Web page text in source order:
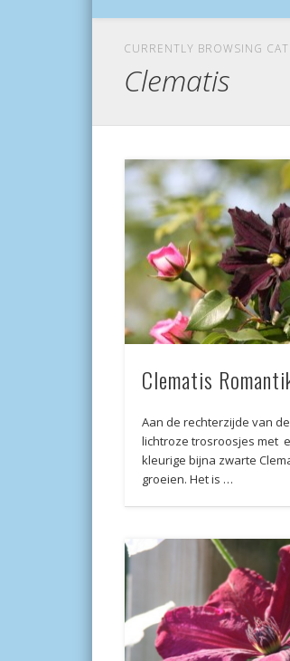
CURRENTLY BROWSING
Clematis
Clematis
Aan de rechterzijde van
lichtroze trosroosjes met
kleurige bijna zwarte
groeien. Het is …